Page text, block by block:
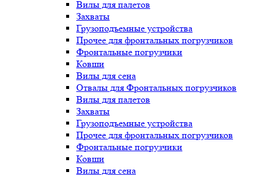
Вилы для палетов
Захваты
Грузоподъемные устройства
Прочее для фронтальных погрузчиков
Фронтальные погрузчики
Ковши
Вилы для сена
Отвалы для Фронтальных погрузчиков
Вилы для палетов
Захваты
Грузоподъемные устройства
Прочее для фронтальных погрузчиков
Фронтальные погрузчики
Ковши
Вилы для сена